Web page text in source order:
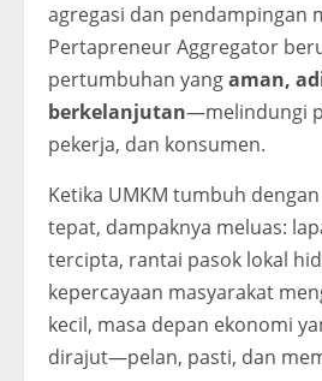
agregasi dan pendampingan
Pertapreneur Aggregator
pertumbuhan yangaman,
berkelanjutan—melindungi
pekerja, dan konsumen.
Ketika UMKM tumbuh
tepat, dampaknya meluas:
tercipta, rantai pasok lokal
kepercayaan masyarakat
kecil, masa depan ekonomi
dirajut—pelan, pasti, dan